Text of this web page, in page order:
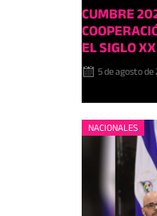
CUMBRE
EL SIGLO
5 de agosto
NACIONALES